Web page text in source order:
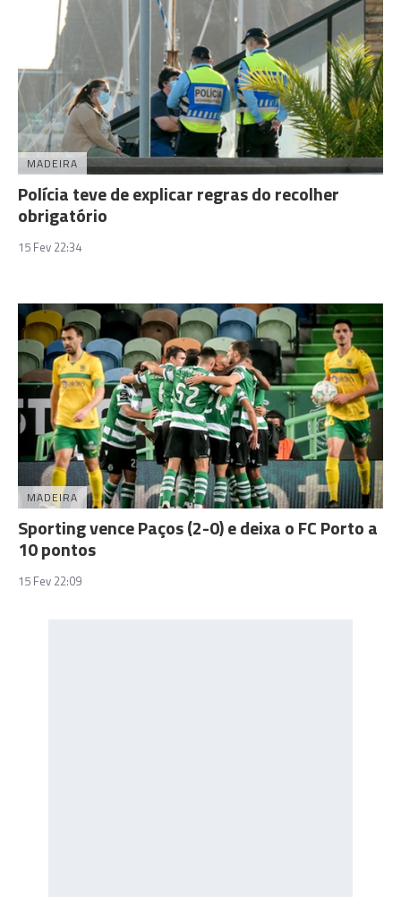
MADEIRA
Polícia teve de explicar regras do recolher
obrigatório
15 Fev 22:34
MADEIRA
Sporting vence Paços (2-0) e deixa o FC Porto a
10 pontos
15 Fev 22:09